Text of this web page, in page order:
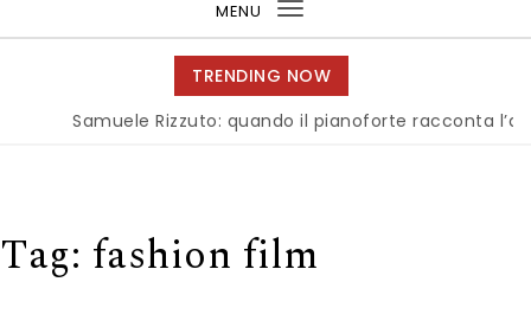
MENU
Toggle
navigation
TRENDING NOW
Samuele Rizzuto: quando il pianoforte racconta l’anima
Tag: fashion film